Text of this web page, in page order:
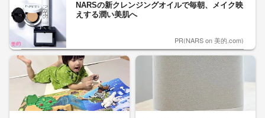
NARSの新クレンジングオイルで毎朝、メイク映
えする潤い美肌へ
PR(NARS on 美的.com)